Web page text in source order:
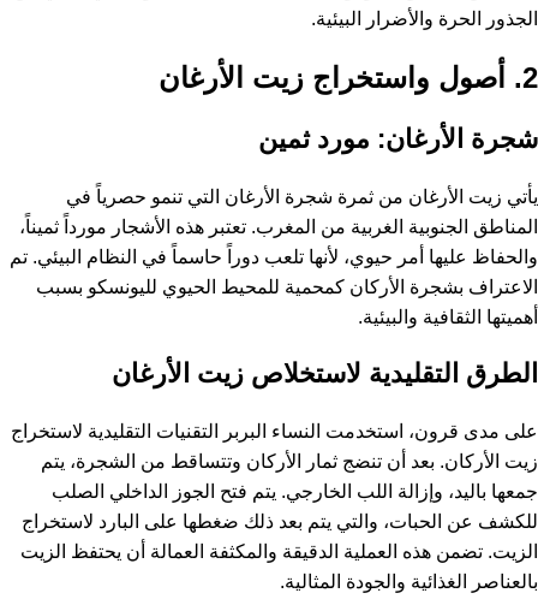
الجذور الحرة والأضرار البيئية.
2. أصول واستخراج زيت الأرغان
شجرة الأرغان: مورد ثمين
يأتي زيت الأرغان من ثمرة شجرة الأرغان التي تنمو حصرياً في
المناطق الجنوبية الغربية من المغرب. تعتبر هذه الأشجار مورداً ثميناً،
والحفاظ عليها أمر حيوي، لأنها تلعب دوراً حاسماً في النظام البيئي. تم
الاعتراف بشجرة الأركان كمحمية للمحيط الحيوي لليونسكو بسبب
أهميتها الثقافية والبيئية.
الطرق التقليدية لاستخلاص زيت الأرغان
على مدى قرون، استخدمت النساء البربر التقنيات التقليدية لاستخراج
زيت الأركان. بعد أن تنضج ثمار الأركان وتتساقط من الشجرة، يتم
جمعها باليد، وإزالة اللب الخارجي. يتم فتح الجوز الداخلي الصلب
للكشف عن الحبات، والتي يتم بعد ذلك ضغطها على البارد لاستخراج
الزيت. تضمن هذه العملية الدقيقة والمكثفة العمالة أن يحتفظ الزيت
بالعناصر الغذائية والجودة المثالية.